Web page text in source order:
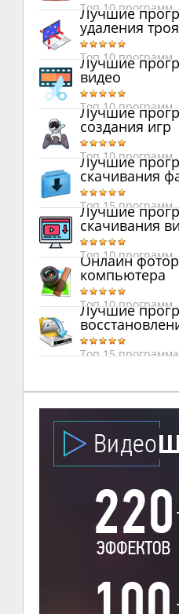
Топ 10 программ
Лучшие
удаления
Топ 10 программ
Лучшие
видео
Топ 10 программ
Лучшие
создания игр
Топ 10 программ
Лучшие
скачивания
Топ 15 программ
Лучшие
скачивания
Топ 10 программ
Онлайн
компьютера
Топ 10 программ
Лучшие
Топ 15 программа